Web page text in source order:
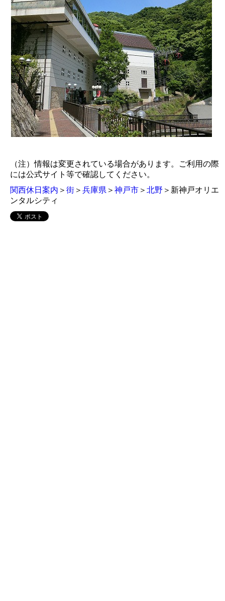
（注）情報は変更されている場合があります。ご利用の際
には公式サイト等で確認してください。
関西休日案内 ＞ 街 ＞ 兵庫県 ＞ 神戸市 ＞ 北野 ＞新神戸オリエ
ンタルシティ